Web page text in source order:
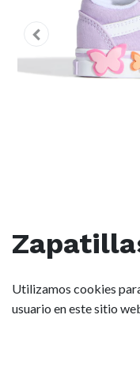
Skool V
(0 reseña)
adherente del modelo
de poner y quitar
Utilizamos cookies
usuario en este sitio